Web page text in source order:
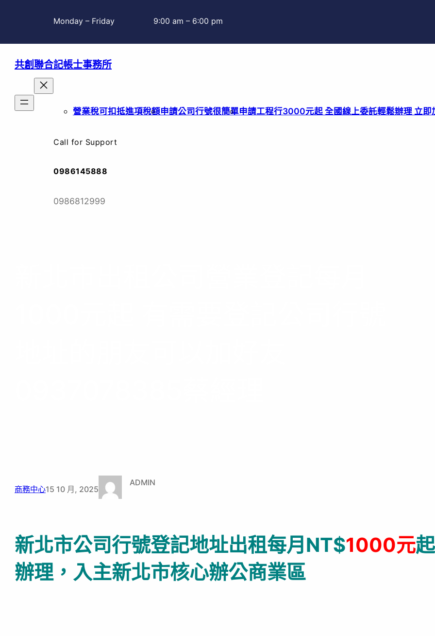
Monday – Friday 9:00 am – 6:00 pm
共創聯合記帳士事務所
營業稅可扣抵進項稅額申請公司行號很簡單申請工程行3000元起 全國線上委託輕鬆辦理 立
Call for Support
0986145888
0986812999
商務中心15 10 月, 2025
ADMIN
新北市公司行號登記地址出租每月NT$1000元
辦理，入主新北市核心辦公商業區